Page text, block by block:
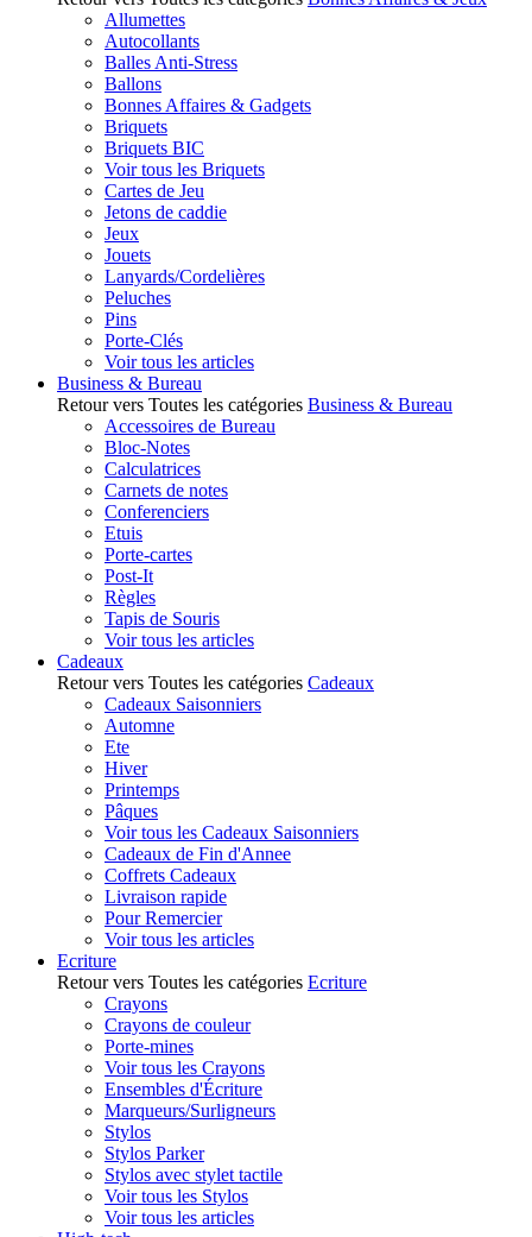
Allumettes
Autocollants
Balles Anti-Stress
Ballons
Bonnes Affaires & Gadgets
Briquets
Briquets BIC
Voir tous les Briquets
Cartes de Jeu
Jetons de caddie
Jeux
Jouets
Lanyards/Cordelières
Peluches
Pins
Porte-Clés
Voir tous les articles
Business & Bureau
Retour vers Toutes les catégories Business & Bureau
Accessoires de Bureau
Bloc-Notes
Calculatrices
Carnets de notes
Conferenciers
Etuis
Porte-cartes
Post-It
Règles
Tapis de Souris
Voir tous les articles
Cadeaux
Retour vers Toutes les catégories Cadeaux
Cadeaux Saisonniers
Automne
Ete
Hiver
Printemps
Pâques
Voir tous les Cadeaux Saisonniers
Cadeaux de Fin d'Annee
Coffrets Cadeaux
Livraison rapide
Pour Remercier
Voir tous les articles
Ecriture
Retour vers Toutes les catégories Ecriture
Crayons
Crayons de couleur
Porte-mines
Voir tous les Crayons
Ensembles d'Écriture
Marqueurs/Surligneurs
Stylos
Stylos Parker
Stylos avec stylet tactile
Voir tous les Stylos
Voir tous les articles